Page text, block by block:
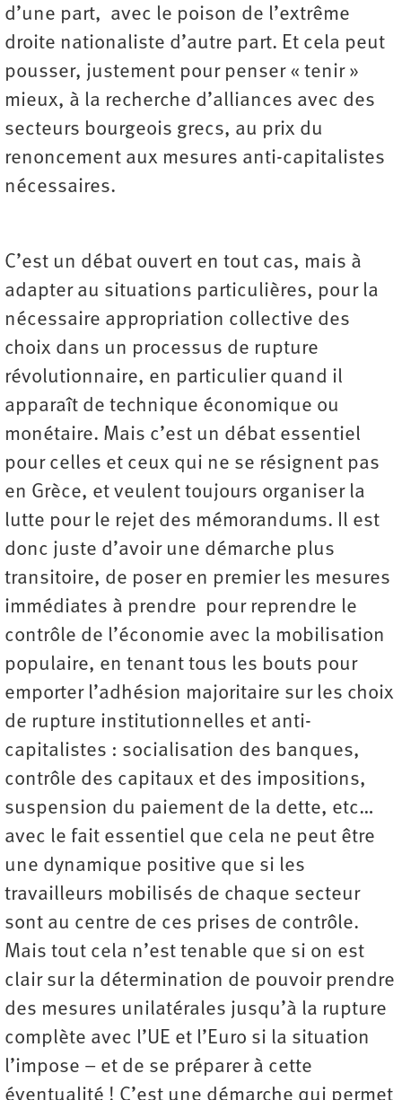
d’une part, avec le poison de l’extrême
droite nationaliste d’autre part. Et cela peut
pousser, justement pour penser « tenir »
mieux, à la recherche d’alliances avec des
secteurs bourgeois grecs, au prix du
renoncement aux mesures anti-capitalistes
nécessaires.
C’est un débat ouvert en tout cas, mais à
adapter au situations particulières, pour la
nécessaire appropriation collective des
choix dans un processus de rupture
révolutionnaire, en particulier quand il
apparaît de technique économique ou
monétaire. Mais c’est un débat essentiel
pour celles et ceux qui ne se résignent pas
en Grèce, et veulent toujours organiser la
lutte pour le rejet des mémorandums. Il est
donc juste d’avoir une démarche plus
transitoire, de poser en premier les mesures
immédiates à prendre pour reprendre le
contrôle de l’économie avec la mobilisation
populaire, en tenant tous les bouts pour
emporter l’adhésion majoritaire sur les choix
de rupture institutionnelles et anti-
capitalistes : socialisation des banques,
contrôle des capitaux et des impositions,
suspension du paiement de la dette, etc…
avec le fait essentiel que cela ne peut être
une dynamique positive que si les
travailleurs mobilisés de chaque secteur
sont au centre de ces prises de contrôle.
Mais tout cela n’est tenable que si on est
clair sur la détermination de pouvoir prendre
des mesures unilatérales jusqu’à la rupture
complète avec l’UE et l’Euro si la situation
l’impose – et de se préparer à cette